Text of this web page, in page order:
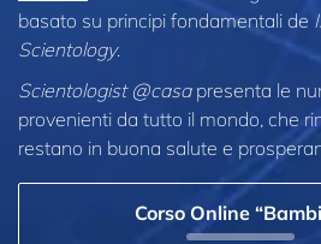
basato su principi fondamentali de
Scientology.
Scientologist @casapresenta le
provenienti da tutto il mondo, che
restano in buona salute e
Corso Online